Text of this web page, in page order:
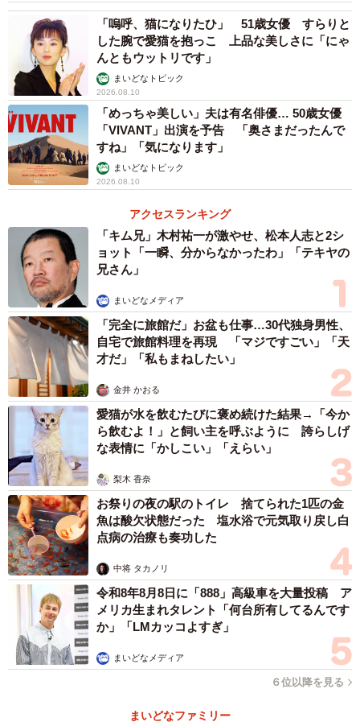
「嗚呼、猫になりたひ」 51歳女優 すらりと
した腕で愛猫を抱っこ 上品な美しさに「にゃ
んともウットリです」
まいどなトピック
2026.08.10
「めっちゃ美しい」夫は有名俳優… 50歳女優
「VIVANT」出演を予告 「奥さまだったんで
すね」「気になります」
まいどなトピック
2026.08.10
アクセスランキング
「キム兄」木村祐一が激やせ、松本人志と2シ
ョット「一瞬、分からなかったわ」「テキヤの
兄さん」
まいどなメディア
「完全に旅館だ」お盆も仕事…30代独身男性、
自宅で旅館料理を再現 「マジですごい」「天
才だ」「私もまねしたい」
金井 かおる
愛猫が水を飲むたびに褒め続けた結果→「今か
ら飲むよ！」と飼い主を呼ぶように 誇らしげ
な表情に「かしこい」「えらい」
梨木 香奈
お祭りの夜の駅のトイレ 捨てられた1匹の金
魚は酸欠状態だった 塩水浴で元気取り戻し白
点病の治療も奏功した
中将 タカノリ
令和8年8月8日に「888」高級車を大量投稿 ア
メリカ生まれタレント「何台所有してるんです
か」「LMカッコよすぎ」
まいどなメディア
６位以降を見る
まいどなファミリー